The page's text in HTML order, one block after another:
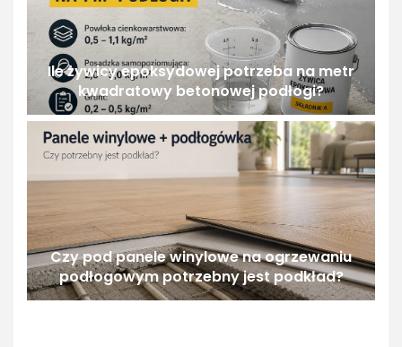
Ile żywicy epoksydowej potrzeba na metr
kwadratowy betonowej podłogi?
Czy pod panele winylowe na ogrzewaniu
podłogowym potrzebny jest podkład?